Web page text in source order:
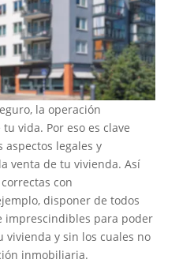
la operación
vida. Por eso es clave
aspectos legales y
venta de tu vivienda. Así
con
disponer de todos
imprescindibles para poder
y sin los cuales no
inmobiliaria.